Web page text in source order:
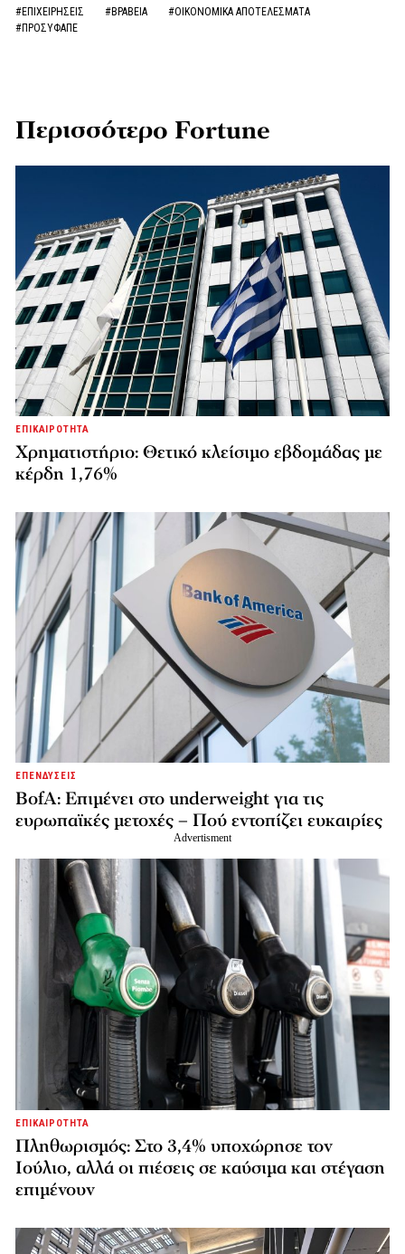
#ΕΠΙΧΕΙΡΗΣΕΙΣ #ΒΡΑΒΕΙΑ
#ΟΙΚΟΝΟΜΙΚΑ ΑΠΟΤΕΛΕΣΜΑΤΑ
#ΠΡΟΣΥΦΑΠΕ
Περισσότερο Fortune
ΕΠΙΚΑΙΡΟΤΗΤΑ
Χρηματιστήριο: Θετικό κλείσιμο εβδομάδας με
κέρδη 1,76%
ΕΠΕΝΔΥΣΕΙΣ
BofA: Επιμένει στο underweight για τις
ευρωπαϊκές μετοχές – Πού εντοπίζει ευκαιρίες
ΕΠΙΚΑΙΡΟΤΗΤΑ
Πληθωρισμός: Στο 3,4% υποχώρησε τον
Ιούλιο, αλλά οι πιέσεις σε καύσιμα και στέγαση
επιμένουν